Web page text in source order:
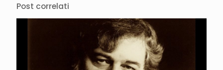
Post correlati